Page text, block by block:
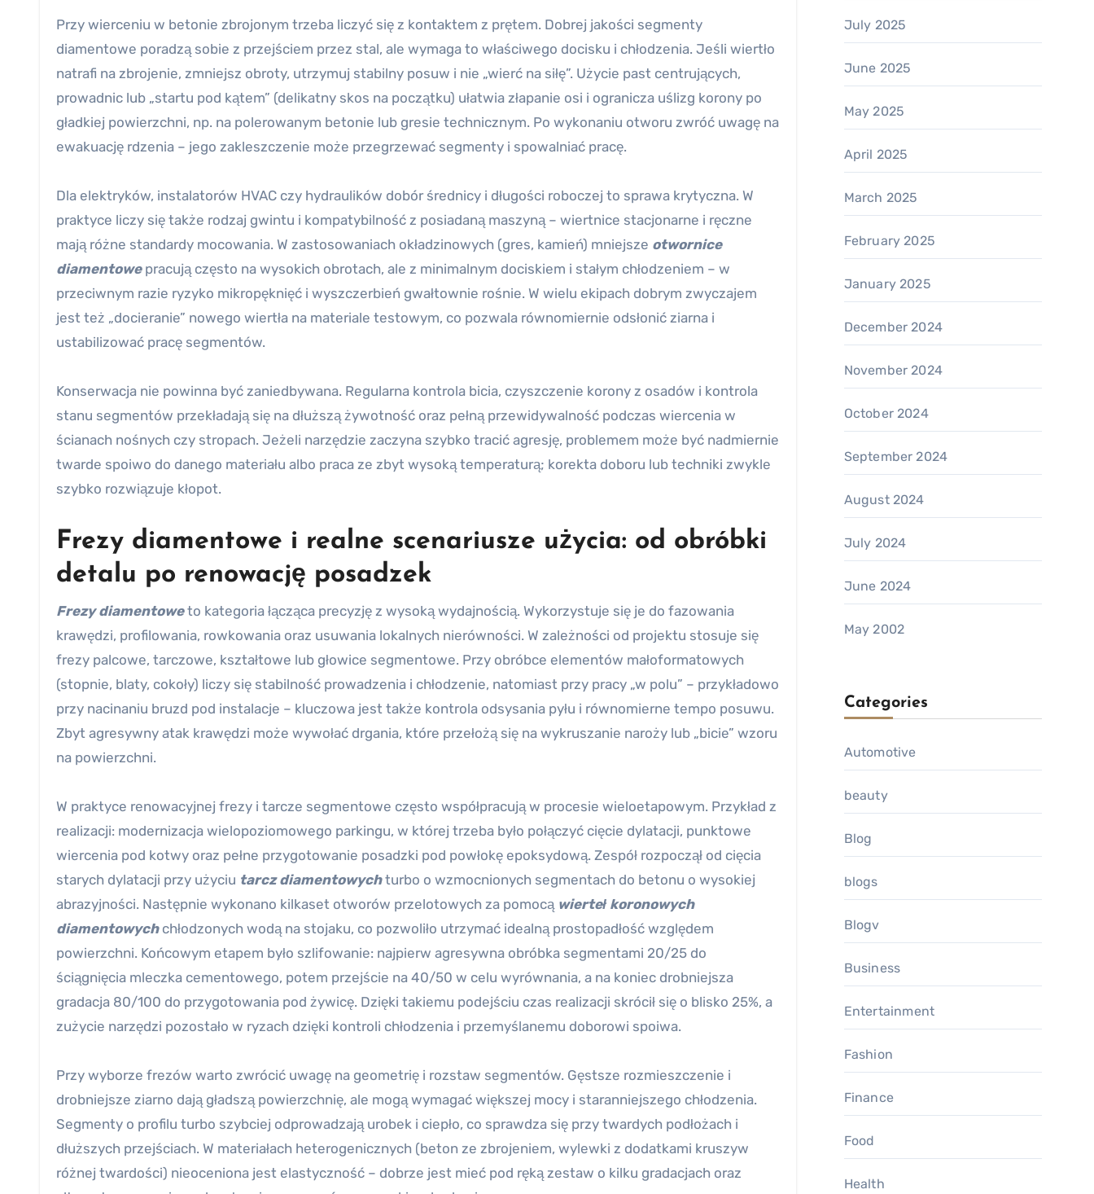
Przy wierceniu w betonie zbrojonym trzeba liczyć się z kontaktem z prętem. Dobrej jakości segmenty
diamentowe poradzą sobie z przejściem przez stal, ale wymaga to właściwego docisku i chłodzenia. Jeśli wiertło
natrafi na zbrojenie, zmniejsz obroty, utrzymuj stabilny posuw i nie „wierć na siłę”. Użycie past centrujących,
prowadnic lub „startu pod kątem” (delikatny skos na początku) ułatwia złapanie osi i ogranicza uślizg korony po
gładkiej powierzchni, np. na polerowanym betonie lub gresie technicznym. Po wykonaniu otworu zwróć uwagę na
ewakuację rdzenia – jego zakleszczenie może przegrzewać segmenty i spowalniać pracę.
Dla elektryków, instalatorów HVAC czy hydraulików dobór średnicy i długości roboczej to sprawa krytyczna. W
praktyce liczy się także rodzaj gwintu i kompatybilność z posiadaną maszyną – wiertnice stacjonarne i ręczne
mają różne standardy mocowania. W zastosowaniach okładzinowych (gres, kamień) mniejsze otwornice
diamentowepracują często na wysokich obrotach, ale z minimalnym dociskiem i stałym chłodzeniem – w
przeciwnym razie ryzyko mikropęknięć i wyszczerbień gwałtownie rośnie. W wielu ekipach dobrym zwyczajem
jest też „docieranie” nowego wiertła na materiale testowym, co pozwala równomiernie odsłonić ziarna i
ustabilizować pracę segmentów.
Konserwacja nie powinna być zaniedbywana. Regularna kontrola bicia, czyszczenie korony z osadów i kontrola
stanu segmentów przekładają się na dłuższą żywotność oraz pełną przewidywalność podczas wiercenia w
ścianach nośnych czy stropach. Jeżeli narzędzie zaczyna szybko tracić agresję, problemem może być nadmiernie
twarde spoiwo do danego materiału albo praca ze zbyt wysoką temperaturą; korekta doboru lub techniki zwykle
szybko rozwiązuje kłopot.
Frezy diamentowe i realne scenariusze użycia: od obróbki
detalu po renowację posadzek
Frezy diamentoweto kategoria łącząca precyzję z wysoką wydajnością. Wykorzystuje się je do fazowania
krawędzi, profilowania, rowkowania oraz usuwania lokalnych nierówności. W zależności od projektu stosuje się
frezy palcowe, tarczowe, kształtowe lub głowice segmentowe. Przy obróbce elementów małoformatowych
(stopnie, blaty, cokoły) liczy się stabilność prowadzenia i chłodzenie, natomiast przy pracy „w polu” – przykładowo
przy nacinaniu bruzd pod instalacje – kluczowa jest także kontrola odsysania pyłu i równomierne tempo posuwu.
Zbyt agresywny atak krawędzi może wywołać drgania, które przełożą się na wykruszanie naroży lub „bicie” wzoru
na powierzchni.
W praktyce renowacyjnej frezy i tarcze segmentowe często współpracują w procesie wieloetapowym. Przykład z
realizacji: modernizacja wielopoziomowego parkingu, w której trzeba było połączyć cięcie dylatacji, punktowe
wiercenia pod kotwy oraz pełne przygotowanie posadzki pod powłokę epoksydową. Zespół rozpoczął od cięcia
starych dylatacji przy użyciu tarcz diamentowychturbo o wzmocnionych segmentach do betonu o wysokiej
abrazyjności. Następnie wykonano kilkaset otworów przelotowych za pomocą wierteł koronowych
diamentowychchłodzonych wodą na stojaku, co pozwoliło utrzymać idealną prostopadłość względem
powierzchni. Końcowym etapem było szlifowanie: najpierw agresywna obróbka segmentami 20/25 do
ściągnięcia mleczka cementowego, potem przejście na 40/50 w celu wyrównania, a na koniec drobniejsza
gradacja 80/100 do przygotowania pod żywicę. Dzięki takiemu podejściu czas realizacji skrócił się o blisko 25%, a
zużycie narzędzi pozostało w ryzach dzięki kontroli chłodzenia i przemyślanemu doborowi spoiwa.
Przy wyborze frezów warto zwrócić uwagę na geometrię i rozstaw segmentów. Gęstsze rozmieszczenie i
drobniejsze ziarno dają gładszą powierzchnię, ale mogą wymagać większej mocy i staranniejszego chłodzenia.
Segmenty o profilu turbo szybciej odprowadzają urobek i ciepło, co sprawdza się przy twardych podłożach i
dłuższych przejściach. W materiałach heterogenicznych (beton ze zbrojeniem, wylewki z dodatkami kruszyw
różnej twardości) nieoceniona jest elastyczność – dobrze jest mieć pod ręką zestaw o kilku gradacjach oraz
July 2025
June 2025
May 2025
April 2025
March 2025
February 2025
January 2025
December 2024
November 2024
October 2024
September 2024
August 2024
July 2024
June 2024
May 2002
Categories
Automotive
beauty
Blog
blogs
Blogv
Business
Entertainment
Fashion
Finance
Food
Health